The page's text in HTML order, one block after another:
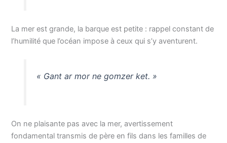
La mer est grande, la barque est petite : rappel constant de
l’humilité que l’océan impose à ceux qui s’y aventurent.
« Gant ar mor ne gomzer ket. »
On ne plaisante pas avec la mer, avertissement
fondamental transmis de père en fils dans les familles de